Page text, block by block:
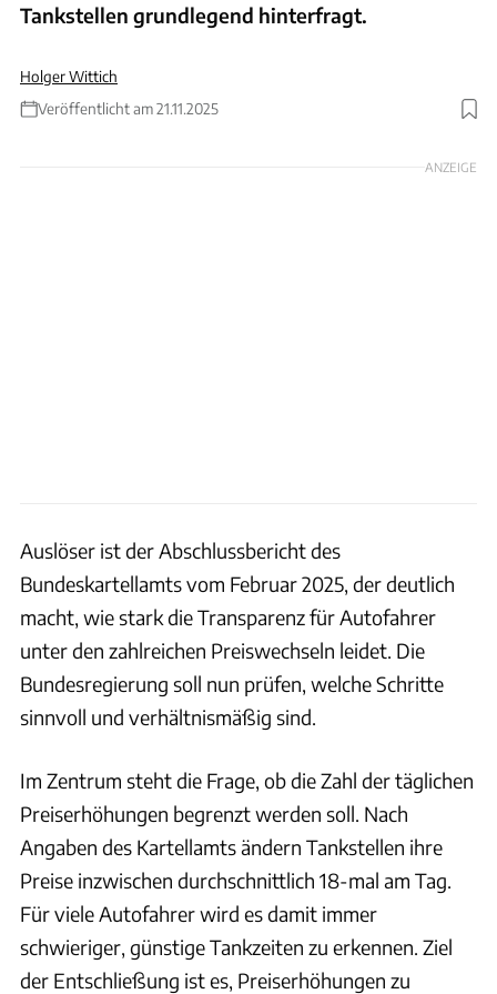
Tankstellen grundlegend hinterfragt.
Holger Wittich
Veröffentlicht am 21.11.2025
Foto: C. Maintz
ANZEIGE
Auslöser ist der Abschlussbericht des
Bundeskartellamts vom Februar 2025, der deutlich
macht, wie stark die Transparenz für Autofahrer
unter den zahlreichen Preiswechseln leidet. Die
Bundesregierung soll nun prüfen, welche Schritte
sinnvoll und verhältnismäßig sind.
Im Zentrum steht die Frage, ob die Zahl der täglichen
Preiserhöhungen begrenzt werden soll. Nach
Angaben des Kartellamts ändern Tankstellen ihre
Preise inzwischen durchschnittlich 18-mal am Tag.
Für viele Autofahrer wird es damit immer
schwieriger, günstige Tankzeiten zu erkennen. Ziel
der Entschließung ist es, Preiserhöhungen zu